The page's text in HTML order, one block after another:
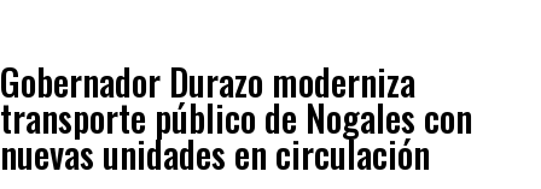
Gobernador Durazo moderniza
transporte público de Nogales con
nuevas unidades en circulación